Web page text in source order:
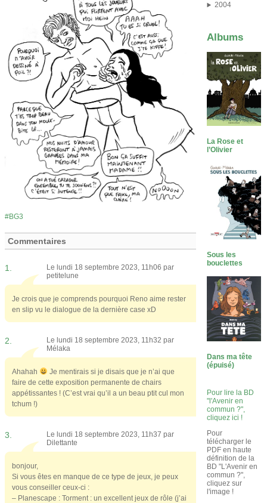
BG3
Commentaires
1.
Le lundi 18 septembre 2023, 11h06 par
petitelune
Je crois que je comprends pourquoi Reno aime rester
en slip vu le dialogue de la dernière case xD
2.
Le lundi 18 septembre 2023, 11h32 par
Mélaka
Ahahah
Je mentirais si je disais que je n’ai que
faire de cette exposition permanente de chairs
appétissantes ! (C’est vrai qu’il a un beau ptit cul mon
tchum !)
3.
Le lundi 18 septembre 2023, 11h37 par
Dilettante
bonjour,
Si vous êtes en manque de ce type de jeux, je peux
vous conseiller ceux-ci :
– Planescape : Torment : un excellent jeux de rôle (j’ai
2004
Albums
La Rose et
l’Olivier
Sous les
bouclettes
Dans ma tête
(épuisé)
Pour lire la BD
"l'Avenir en
commun ?",
cliquez ici !
Pour
télécharger le
PDF en haute
définition de la
BD "L'Avenir en
commun ?",
cliquez sur
l'image !